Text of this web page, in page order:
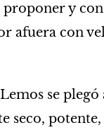
proponer y
afuera con
se plegó
seco,